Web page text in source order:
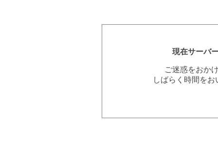
現在サーバ
ご迷惑をおか
しばらく時間を